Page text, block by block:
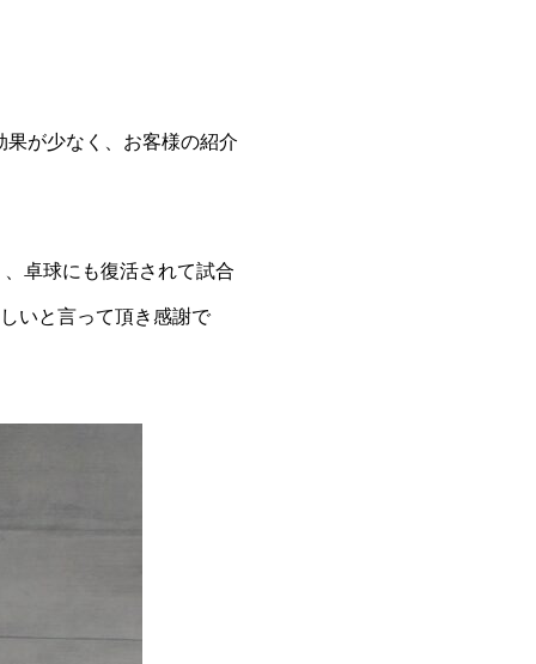
が少なく、お客様の紹介
卓球にも復活されて試合
いと言って頂き感謝で